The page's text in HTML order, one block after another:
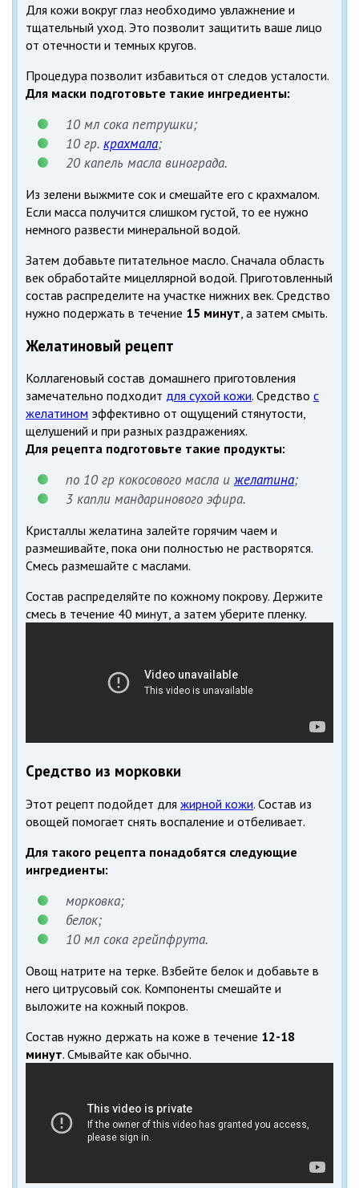
Для кожи вокруг глаз необходимо увлажнение и
тщательный уход. Это позволит защитить ваше лицо
от отечности и темных кругов.
Процедура позволит избавиться от следов усталости.
Для маски подготовьте такие ингредиенты:
10 мл сока петрушки;
10 гр. крахмала;
20 капель масла винограда.
Из зелени выжмите сок и смешайте его с крахмалом.
Если масса получится слишком густой, то ее нужно
немного развести минеральной водой.
Затем добавьте питательное масло. Сначала область
век обработайте мицеллярной водой. Приготовленный
состав распределите на участке нижних век. Средство
нужно подержать в течение 15 минут , а затем смыть.
Желатиновый рецепт
Коллагеновый состав домашнего приготовления
замечательно подходит для сухой кожи. Средство с
желатином эффективно от ощущений стянутости,
щелушений и при разных раздражениях.
Для рецепта подготовьте такие продукты:
по 10 гр кокосового масла и желатина;
3 капли мандаринового эфира.
Кристаллы желатина залейте горячим чаем и
размешивайте, пока они полностью не растворятся.
Смесь размешайте с маслами.
Состав распределяйте по кожному покрову. Держите
смесь в течение 40 минут, а затем уберите пленку.
Средство из морковки
Этот рецепт подойдет для жирной кожи. Состав из
овощей помогает снять воспаление и отбеливает.
Для такого рецепта понадобятся следующие
ингредиенты:
морковка;
белок;
10 мл сока грейпфрута.
Овощ натрите на терке. Взбейте белок и добавьте в
него цитрусовый сок. Компоненты смешайте и
выложите на кожный покров.
Состав нужно держать на коже в течение 12-18
минут. Смывайте как обычно.